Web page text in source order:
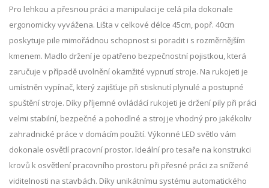
Pro lehkou a přesnou práci a manipulaci je celá pila dokonale
ergonomicky vyvážena. Lišta v celkové délce 45cm, popř. 40cm
poskytuje pile mimořádnou schopnost si poradit i s rozměrnějším
kmenem. Madlo držení je opatřeno bezpečnostní pojistkou, která
zaručuje v případě uvolnění okamžité vypnutí stroje. Na rukojeti je
umístněn vypínač, který zajišťuje při stisknutí plynulé a postupné
spuštění stroje. Díky příjemné ovládácí rukojeti je držení pily při práci
velmi stabilní, bezpečné a pohodlné a stroj je vhodný pro jakékoliv
zahradnické práce v domácím použití. Výkonné LED světlo vám
dokonale osvětlí pracovní prostor. Ideální pro tesaře na konstrukci
krovů k osvětlení pracovního prostoru při přesné práci za snížené
viditelnosti na stavbách. Díky unikátnímu systému automatického